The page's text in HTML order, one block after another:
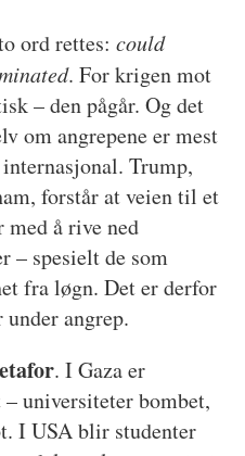
ord rettes: could
. For krigen mot
– den pågår. Og det
om angrepene er mest
Trump,
forstår at veien til et
å rive ned
– spesielt de som
fra løgn. Det er derfor
angrep.
. I Gaza er
universiteter bombet,
I USA blir studenter